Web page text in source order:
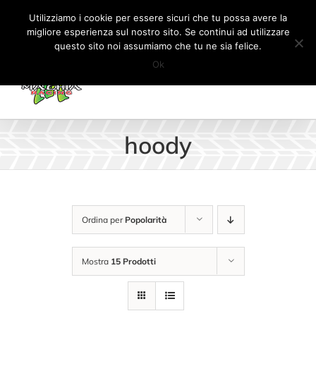
Salta
contenuto
Il mio account CARRELLO
hoody
Ordina per Popolarità
Mostra 15 Prodotti
Utilizziamo i cookie per essere sicuri che tu possa avere la
migliore esperienza sul nostro sito. Se continui ad utilizzare
questo sito noi assumiamo che tu ne sia felice.
Ok